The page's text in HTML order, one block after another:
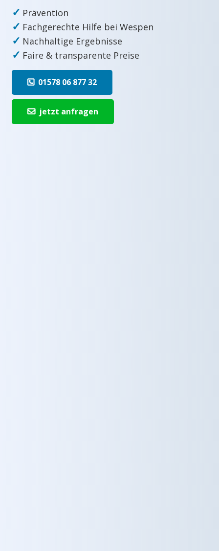
✓ Prävention
✓ Fachgerechte Hilfe bei Wespen
✓ Nachhaltige Ergebnisse
✓ Faire & transparente Preise
01578 06 877 32
jetzt anfragen